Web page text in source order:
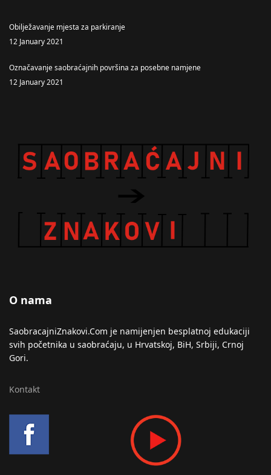
Obilježavanje mjesta za parkiranje
12 January 2021
Označavanje saobraćajnih površina za posebne namjene
12 January 2021
O nama
SaobracajniZnakovi.Com je namijenjen besplatnoj edukaciji
svih početnika u saobraćaju, u Hrvatskoj, BiH, Srbiji, Crnoj
Gori.
Kontakt